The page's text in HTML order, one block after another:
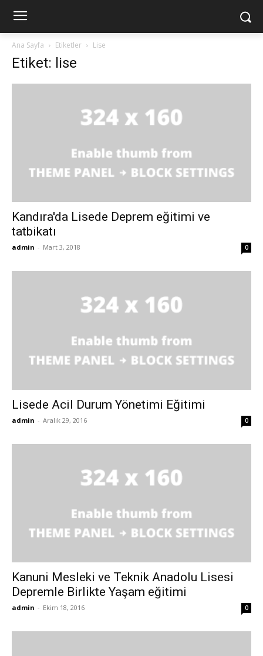
Ana Sayfa Etiketler Lise
Etiket: lise
Kandıra'da Lisede Deprem eğitimi ve
tatbikatı
admin - Mart 3, 2018 0
Lisede Acil Durum Yönetimi Eğitimi
admin - Aralık 29, 2016 0
Kanuni Mesleki ve Teknik Anadolu Lisesi
Depremle Birlikte Yaşam eğitimi
admin - Ekim 18, 2016 0